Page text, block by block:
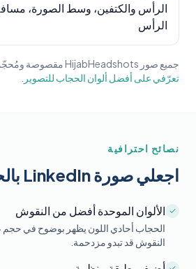
الرأس والكتفين، وسط الصورة،
الرأس
جميع صور HijabHeadshots مقصوصة ومُحجّمة تلقائياً لـ LinkedIn.
تعرّفي على أفضل ألوان الحجاب للتصوير
نصائح احترافية
اجعلي صورة LinkedIn بالحجاب مميزة
✓ الألوان الموحدة أفضل من النقوش
النقوش قد تبدو مزدحمة.